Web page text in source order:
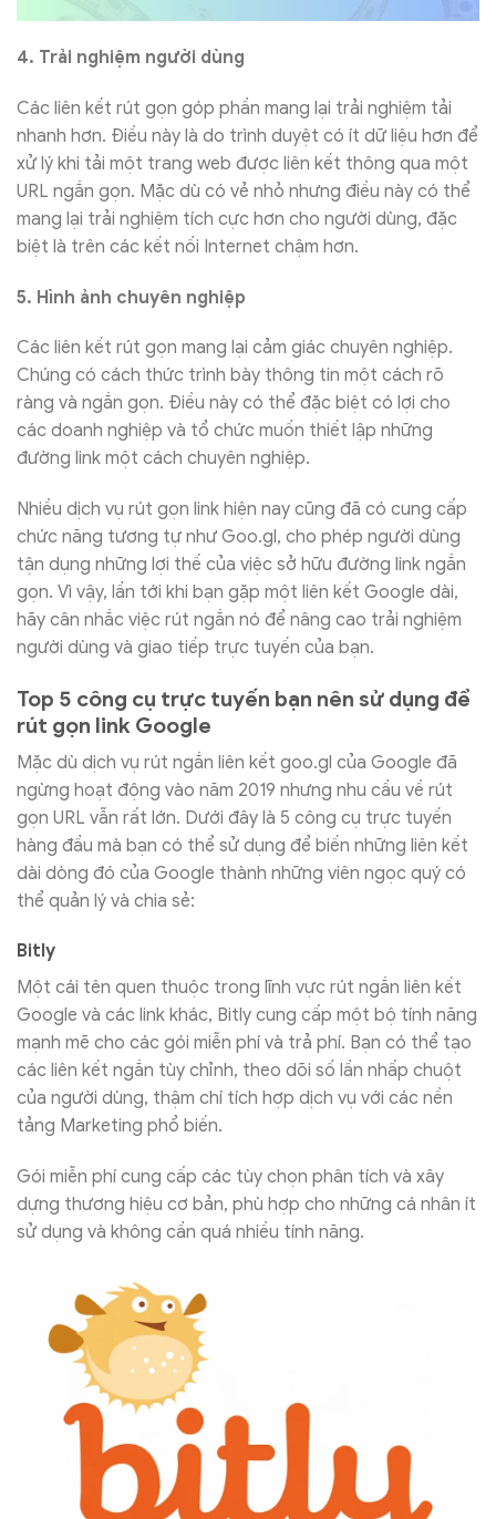
4. Trải nghiệm người dùng
Các liên kết rút gọn góp phần mang lại trải nghiệm tải
nhanh hơn. Điều này là do trình duyệt có ít dữ liệu hơn để
xử lý khi tải một trang web được liên kết thông qua một
URL ngắn gọn. Mặc dù có vẻ nhỏ nhưng điều này có thể
mang lại trải nghiệm tích cực hơn cho người dùng, đặc
biệt là trên các kết nối Internet chậm hơn.
5. Hình ảnh chuyên nghiệp
Các liên kết rút gọn mang lại cảm giác chuyên nghiệp.
Chúng có cách thức trình bày thông tin một cách rõ
ràng và ngắn gọn. Điều này có thể đặc biệt có lợi cho
các doanh nghiệp và tổ chức muốn thiết lập những
đường link một cách chuyên nghiệp.
Nhiều dịch vụ rút gọn link hiện nay cũng đã có cung cấp
chức năng tương tự như Goo.gl, cho phép người dùng
tận dụng những lợi thế của việc sở hữu đường link ngắn
gọn. Vì vậy, lần tới khi bạn gặp một liên kết Google dài,
hãy cân nhắc việc rút ngắn nó để nâng cao trải nghiệm
người dùng và giao tiếp trực tuyến của bạn.
Top 5 công cụ trực tuyến bạn nên sử dụng để
rút gọn link Google
Mặc dù dịch vụ rút ngắn liên kết goo.gl của Google đã
ngừng hoạt động vào năm 2019 nhưng nhu cầu về rút
gọn URL vẫn rất lớn. Dưới đây là 5 công cụ trực tuyến
hàng đầu mà bạn có thể sử dụng để biến những liên kết
dài dòng đó của Google thành những viên ngọc quý có
thể quản lý và chia sẻ:
Bitly
Một cái tên quen thuộc trong lĩnh vực rút ngắn liên kết
Google và các link khác, Bitly cung cấp một bộ tính năng
mạnh mẽ cho các gói miễn phí và trả phí. Bạn có thể tạo
các liên kết ngắn tùy chỉnh, theo dõi số lần nhấp chuột
của người dùng, thậm chí tích hợp dịch vụ với các nền
tảng Marketing phổ biến.
Gói miễn phí cung cấp các tùy chọn phân tích và xây
dựng thương hiệu cơ bản, phù hợp cho những cá nhân ít
sử dụng và không cần quá nhiều tính năng.